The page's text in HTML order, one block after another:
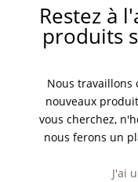
Restez à
produits
Nous travaillons
nouveaux
vous cherchez,
nous ferons un
J'ai